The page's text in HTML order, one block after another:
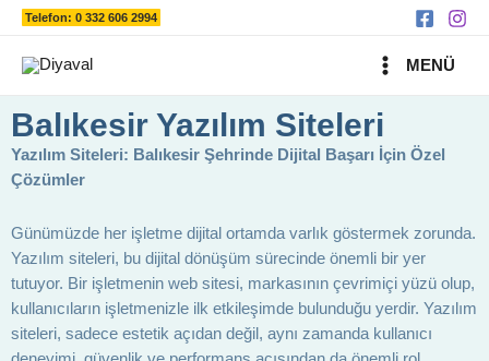
İçeriğeTelefon: 0 332 606 2994
MAIN
MENÜ
Balıkesir Yazılım Siteleri
Yazılım Siteleri: Balıkesir Şehrinde Dijital Başarı İçin Özel
Çözümler
Günümüzde her işletme dijital ortamda varlık göstermek zorunda.
Yazılım siteleri, bu dijital dönüşüm sürecinde önemli bir yer
tutuyor. Bir işletmenin web sitesi, markasının çevrimiçi yüzü olup,
kullanıcıların işletmenizle ilk etkileşimde bulunduğu yerdir. Yazılım
siteleri, sadece estetik açıdan değil, aynı zamanda kullanıcı
Ara